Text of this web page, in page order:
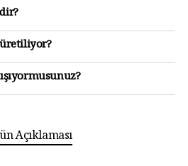
üretiliyor?
Açıklaması